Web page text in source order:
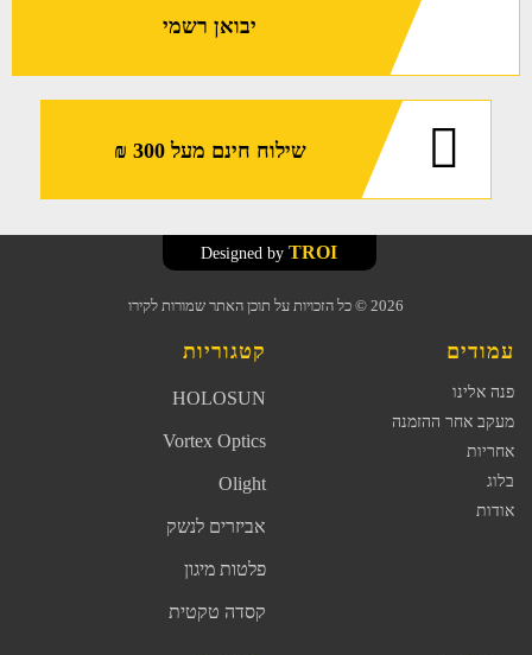
יבואן רשמי
שילוח חינם מעל 300 ₪
2026 © כל הזכויות על תוכן האתר שמורות לקירו
TROI
עמודים
פנה אלינו
מעקב אחר ההזמנה
אחריות
בלוג
אודות
קטגוריות
HOLOSUN
Vortex Optics
Olight
אביזרים לנשק
פלטות מיגון
קסדה טקטית